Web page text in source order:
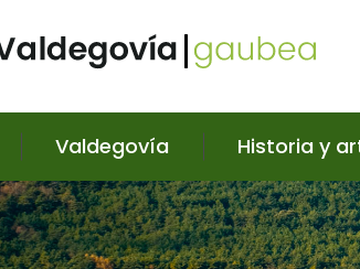
Valdegovía Historia y